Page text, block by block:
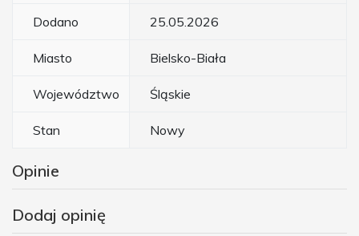
Dodano 25.05.2026
Miasto Bielsko-Biała
Województwo Śląskie
Stan Nowy
Opinie
Dodaj opinię